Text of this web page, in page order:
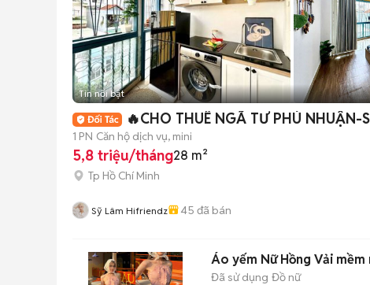
Tin nổi bật
🔥CHO THUÊ NGÃ TƯ PHÚ
1 PN Căn hộ dịch vụ, mini
5,8 triệu/tháng28 m²
Tp Hồ Chí Minh
Sỹ Lâm Hifriendz 45 đã bán
Áo yếm Nữ Hồng Vải mềm
Đã sử dụng Đồ nữ